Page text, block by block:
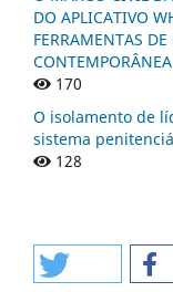
DO APLICATIVO
FERRAMENTAS
CONTEMPORÂNEA
170
O isolamento de
sistema
128